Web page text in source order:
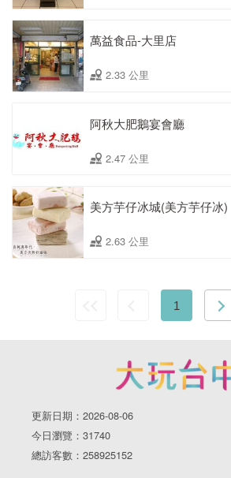
萬益食品-大里店
2.33 公里
阿秋大肥鵝宴會廳
2.47 公里
美方芋仔冰城(美方芋仔冰)
2.63 公里
1
更新日期：2026-08-06
今日瀏覽：31740
總訪客數：258925152